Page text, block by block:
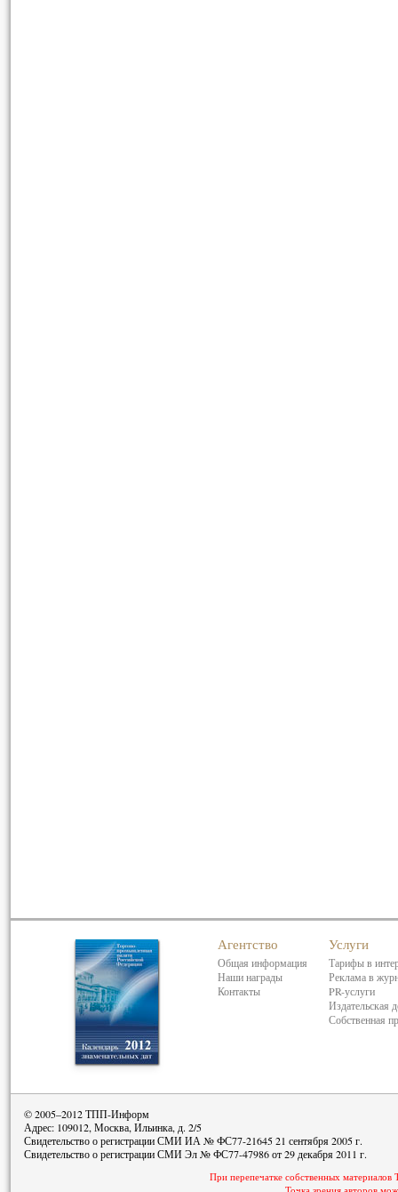
Агентство
Общая информация
Наши награды
Контакты
Услуги
Тарифы в
Реклама в
PR-услуги
Издательская
Собственная
© 2005–2012 ТПП-Информ
Адрес: 109012, Москва, Ильинка, д. 2/5
Свидетельство о регистрации СМИ ИА № ФС77-21645 21 сентября 2005 г.
Свидетельство о регистрации СМИ Эл № ФС77-47986 от 29 декабря 2011 г.
При перепечатке собственных